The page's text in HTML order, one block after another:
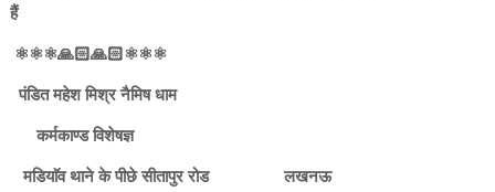
हैं
⚛️⚛️⚛️🙏🏻🙏🏻⚛️⚛️⚛️
पंडित महेश मिश्र नैमिष धाम
कर्मकाण्ड विशेषज्ञ
मडियाॅव थाने के पीछे सीतापुर रोड लखनऊ